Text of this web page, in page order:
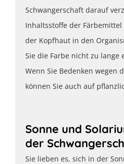
Schwangerschaft darauf
Inhaltsstoffe der
der Kopfhaut in den
Sie die Farbe nicht zu lange
Wenn Sie Bedenken wegen
können Sie auch auf
Sonne und
der
Sie lieben es, sich in der